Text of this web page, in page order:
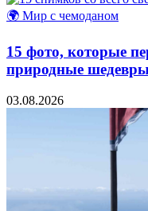
🌍 Мир с чемоданом
15 фото, которые
природные шедевры
03.08.2026